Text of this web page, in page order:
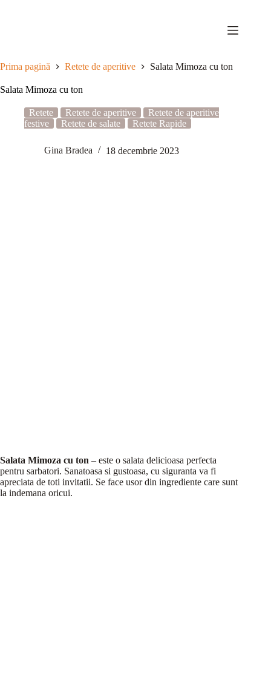
Prima pagină Retete de aperitive Salata Mimoza cu ton
Salata Mimoza cu ton
Retete Retete de aperitive
Retete de aperitive
festive
Retete de salate Retete Rapide
Gina Bradea 18 decembrie 2023
Salata Mimoza cu ton – este o salata delicioasa perfecta
pentru sarbatori. Sanatoasa si gustoasa, cu siguranta va fi
apreciata de toti invitatii. Se face usor din ingrediente care sunt
la indemana oricui.